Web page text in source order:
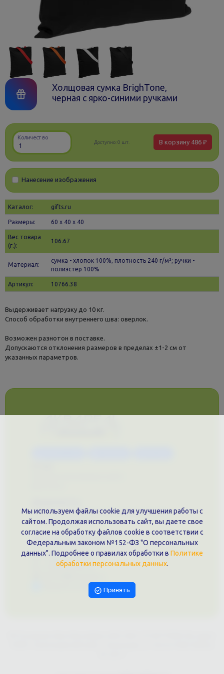
Холщовая сумка BrighTone,
черная с ярко-синими ручками
Количество
Доступно:0 шт. В корзину 486 ₽
Нанесение изображения
Каталог: gifts.ru
Размеры: 60 х 40 x 40
Вес товара
(г.):
106.67
Материал:
сумка - хлопок 100%, плотность 240 г/м²; ручки -
полиэстер 100%
Артикул: 10766.38
Выдерживает нагрузку до 10 кг.
Способ обработки внутреннего шва: оверлок.
Возможен разнотон в поставке.
Допускаются отклонения размеров в пределах ±1-2 см от
указанных параметров.
Политика обработки персональных данных
Публичная оферта
Контакты филиала
г. Краснодар, ул. Шоссе Нефтяников, 28, оф. 51
+7 (861)202-09-02
+7 (909)466-00-16
Написать в Telegram
Мы используем файлы cookie для улучшения работы с
сайтом. Продолжая использовать сайт, вы даете свое
согласие на обработку файлов cookie в соответствии с
Федеральным законом №152-ФЗ "О персональных
данных". Подробнее о правилах обработки в Политике
обработки персональных данных.
Принять